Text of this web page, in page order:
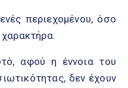
περιεχομένου, όσο
αφού η έννοια του
δεν έχουν